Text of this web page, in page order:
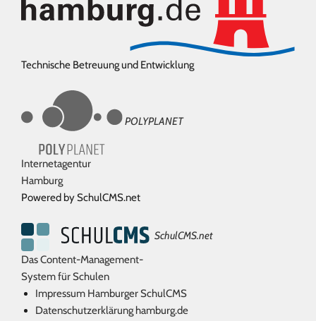
Technische Betreuung und Entwicklung
POLYPLANET
Internetagentur
Hamburg
Powered by SchulCMS.net
SchulCMS.net
Das Content-Management-
System für Schulen
Impressum Hamburger SchulCMS
Datenschutzerklärung hamburg.de